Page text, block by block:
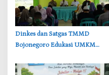
‎Dinkes dan Satgas TMMD
Bojonegoro Edukasi UMKM
dan Formalin